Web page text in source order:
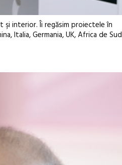
interior. Îi regăsim proiectele în
Italia, Germania, UK, Africa de Sud